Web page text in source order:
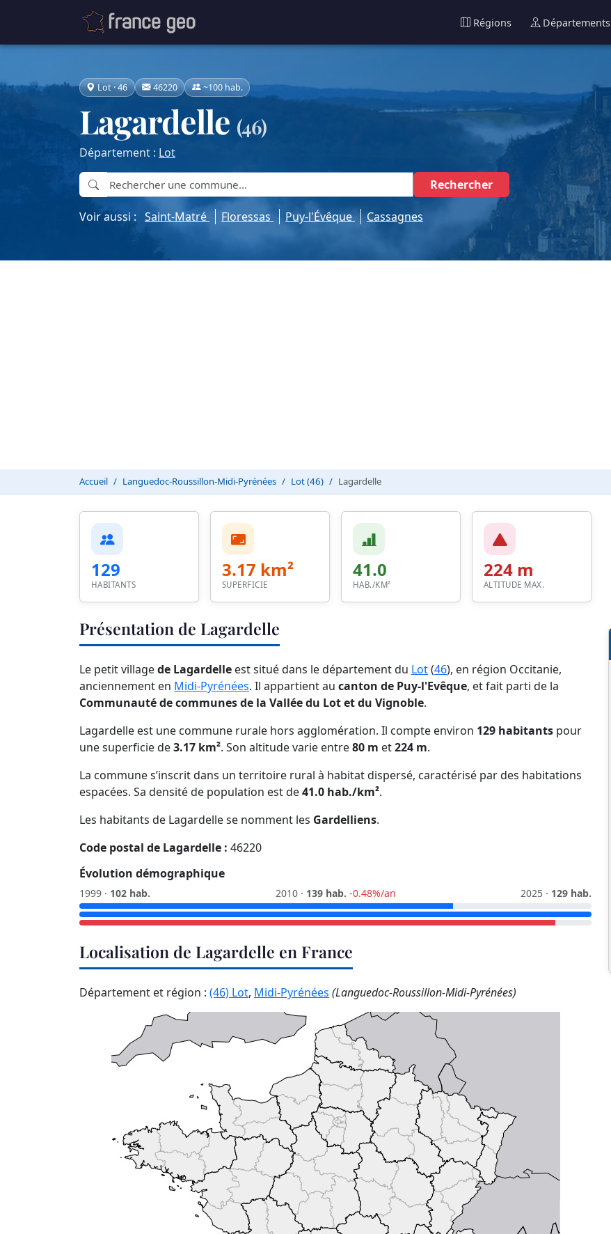
Régions Départements
Lot · 46 46220 ~100 hab.
Lagardelle (46)
Département : Lot
Rechercher
Voir aussi : Saint-Matré Floressas Puy-l'Évêque Cassagnes
Accueil Languedoc-Roussillon-Midi-Pyrénées Lot (46) Lagardelle
129
HABITANTS
3.17 km²
SUPERFICIE
41.0
HAB./KM²
224 m
ALTITUDE MAX.
Présentation de Lagardelle
Le petit villagede Lagardelle est situé dans le département du Lot(46), en région Occitanie,
anciennement en Midi-Pyrénées. Il appartient au canton de Puy-l'Evêque, et fait parti de la
Communauté de communes de la Vallée du Lot et du Vignoble.
Lagardelle est une commune rurale hors agglomération. Il compte environ 129 habitants pour
une superficie de3.17 km². Son altitude varie entre80 m et224 m.
La commune s’inscrit dans un territoire rural à habitat dispersé, caractérisé par des habitations
espacées. Sa densité de population est de41.0 hab./km².
Les habitants de Lagardelle se nomment les Gardelliens.
Code postal de Lagardelle : 46220
Évolution démographique
1999 · 102 hab. 2010 · 139 hab. -0.48%/an 2025 · 129 hab.
Localisation de Lagardelle en France
Département et région : (46) Lot, Midi-Pyrénées (Languedoc-Roussillon-Midi-Pyrénées)